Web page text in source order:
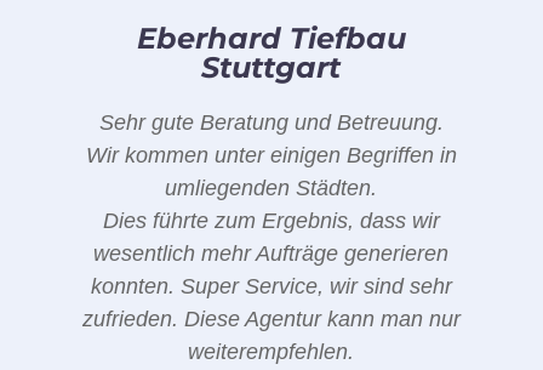
Eberhard Tiefbau
Stuttgart
Sehr gute Beratung und Betreuung.
Wir kommen unter einigen Begriffen in
umliegenden Städten.
Dies führte zum Ergebnis, dass wir
wesentlich mehr Aufträge generieren
konnten. Super Service, wir sind sehr
zufrieden. Diese Agentur kann man nur
weiterempfehlen.